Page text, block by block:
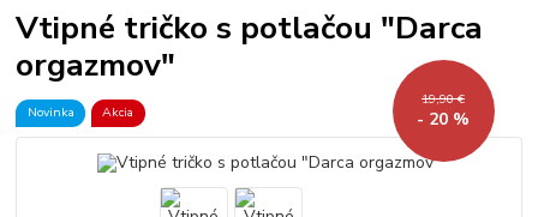
Vtipné tričko s potlačou "Darca
orgazmov"
Novinka Akcia
19,90 €
- 20 %